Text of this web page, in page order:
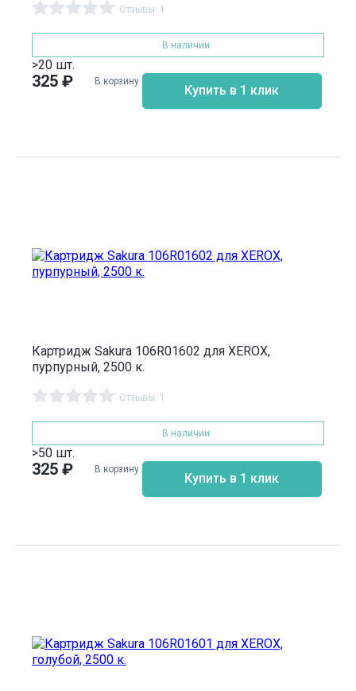
Отзывы: 1
В наличии
>20 шт.
325 ₽ В корзину
Купить в 1 клик
Картридж Sakura 106R01602 для XEROX,
пурпурный, 2500 к.
Отзывы: 1
В наличии
>50 шт.
325 ₽ В корзину
Купить в 1 клик